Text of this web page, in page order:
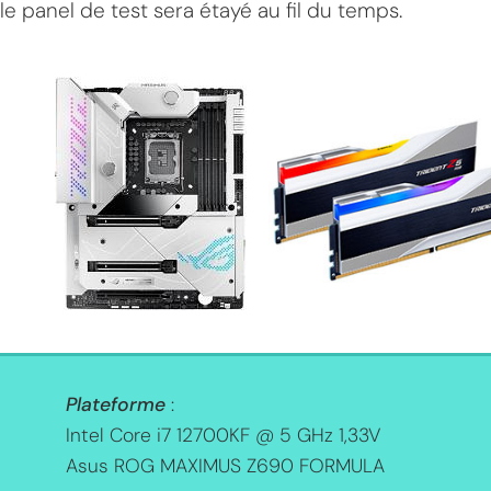
le panel de test sera étayé au fil du temps.
Plateforme :
Intel Core i7 12700KF @ 5 GHz 1,33V
Asus ROG MAXIMUS Z690 FORMULA